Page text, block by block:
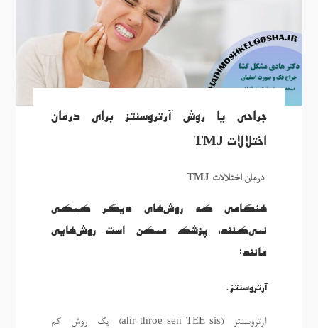
جراحی یا روش آرتروسنتز برای درمان
اختلالات TMJ
درمان اختلالات TMJ
هنگامی که روش‌های دیگر کمکی
نمی‌کنند، پزشک ممکن است روش‌هایی
مانند:
آرتروسنتز.
آرتروسنتز (ahr-throe-sen-TEE-sis) یک روش کم